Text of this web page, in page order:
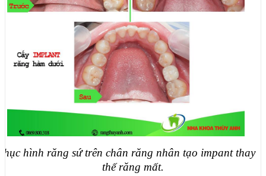
hình răng sứ trên chân răng nhân tạo impant thay
thế răng mất.